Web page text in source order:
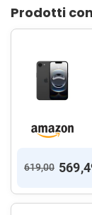
Prodotti
619,00